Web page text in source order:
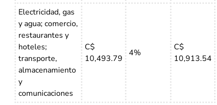
Electricidad, gas
y agua; comercio,
restaurantes y
hoteles;
transporte,
almacenamiento
y
comunicaciones
C$
10,493.79
4%
C$
10,913.54